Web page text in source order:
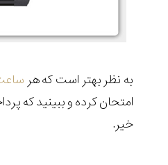
به نظر بهتر است که هر
امتحان کرده و ببینید که
خیر.